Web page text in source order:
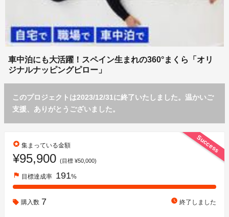
車中泊にも大活躍！スペイン生まれの360°まくら「オリ
ジナルナッピングピロー」
このプロジェクトは2023/12/31に終了いたしました。温かいご
支援、ありがとうございました。
Success
stars 集まっている金額
¥95,900 (目標 ¥50,000)
flag 目標達成率 191%
購入数 7 watch_later 終了しました